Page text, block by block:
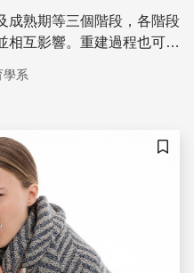
成熟期等三個階段，各階段
相互影響。重建過程也可能
口復原？從受傷到癒合的
學系
儲存